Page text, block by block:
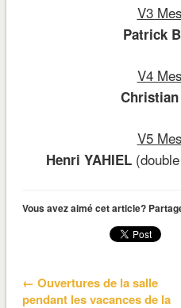
V3
Patrick
V4
V5
Henri YAHIEL
Vous avez aimé cet article?
← Ouvertures de la salle
pendant les vacances de la